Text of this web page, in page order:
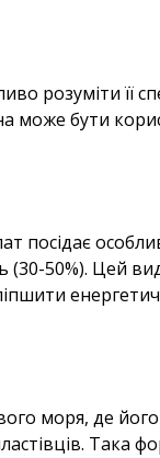
розуміти її
може бути
посідає
(30-50%). Цей
моря, де його
Така